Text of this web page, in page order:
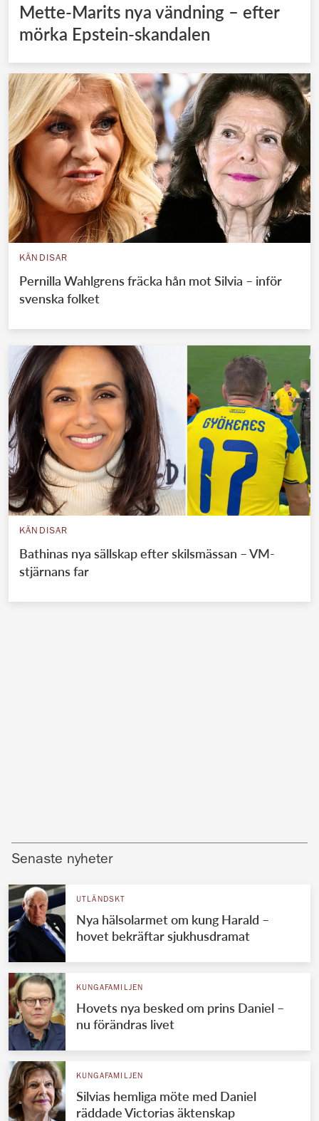
Mette-Marits nya vändning – efter
mörka Epstein-skandalen
KÄNDISAR
Pernilla Wahlgrens fräcka hån mot Silvia – inför
svenska folket
KÄNDISAR
Bathinas nya sällskap efter skilsmässan – VM-
stjärnans far
Senaste nyheter
UTLÄNDSKT
Nya hälsolarmet om kung Harald –
hovet bekräftar sjukhusdramat
KUNGAFAMILJEN
Hovets nya besked om prins Daniel –
nu förändras livet
KUNGAFAMILJEN
Silvias hemliga möte med Daniel
räddade Victorias äktenskap